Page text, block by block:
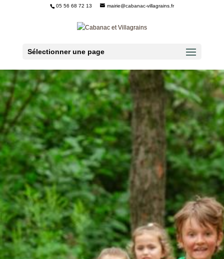
05 56 68 72 13 mairie@cabanac-villagrains.fr
Sélectionner une page